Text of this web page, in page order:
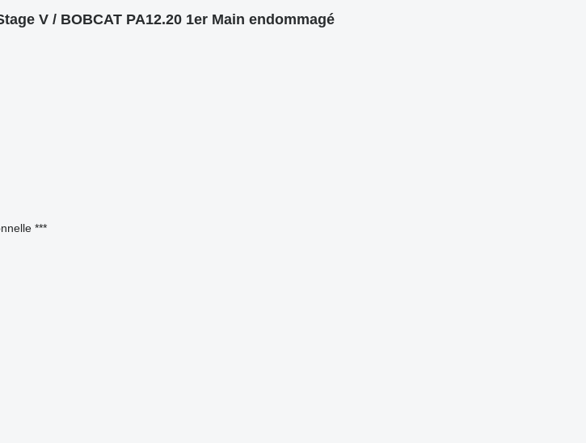
V / BOBCAT PA12.20 1er Main endommagé
***